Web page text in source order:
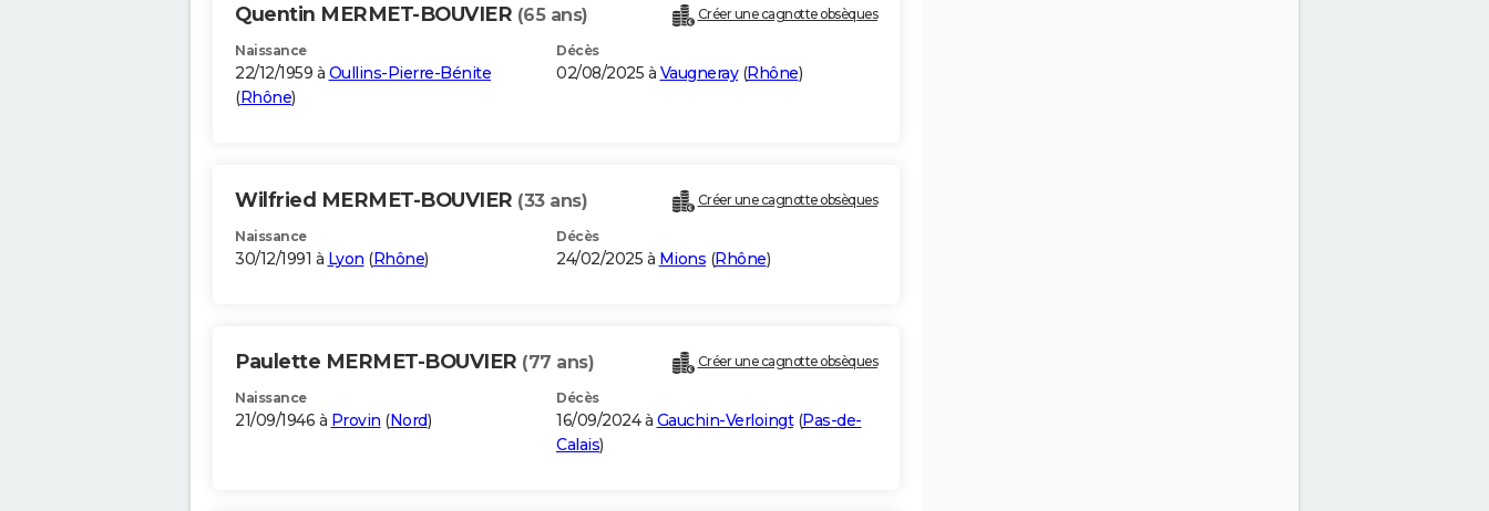
Quentin MERMET-BOUVIER (65 ans) Créer une cagnotte obsèques
Naissance
22/12/1959 à Oullins-Pierre-Bénite
(Rhône)
Décès
02/08/2025 à Vaugneray(Rhône)
Wilfried MERMET-BOUVIER (33 ans) Créer une cagnotte obsèques
Naissance
30/12/1991 à Lyon (Rhône)
Décès
24/02/2025 à Mions (Rhône)
Paulette MERMET-BOUVIER (77 ans) Créer une cagnotte obsèques
Naissance
21/09/1946 à Provin (Nord)
Décès
16/09/2024 à Gauchin-Verloingt(Pas-de-
Calais)